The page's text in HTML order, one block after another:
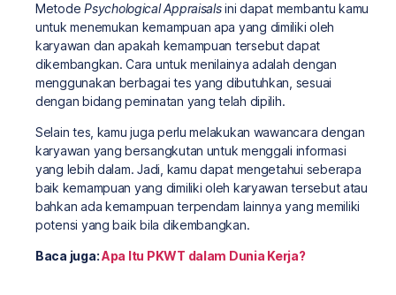
MetodePsychological Appraisalsini dapat membantu kamu
untuk menemukan kemampuan apa yang dimiliki oleh
karyawan dan apakah kemampuan tersebut dapat
dikembangkan. Cara untuk menilainya adalah dengan
menggunakan berbagai tes yang dibutuhkan, sesuai
dengan bidang peminatan yang telah dipilih.
Selain tes, kamu juga perlu melakukan wawancara dengan
karyawan yang bersangkutan untuk menggali informasi
yang lebih dalam. Jadi, kamu dapat mengetahui seberapa
baik kemampuan yang dimiliki oleh karyawan tersebut atau
bahkan ada kemampuan terpendam lainnya yang memiliki
potensi yang baik bila dikembangkan.
Baca juga:Apa Itu PKWT dalam Dunia Kerja?